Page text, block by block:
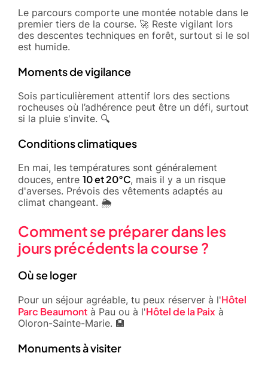
Le parcours comporte une montée notable dans le
premier tiers de la course. 🚀 Reste vigilant lors
des descentes techniques en forêt, surtout si le sol
est humide.
Moments de vigilance
Sois particulièrement attentif lors des sections
rocheuses où l’adhérence peut être un défi, surtout
si la pluie s'invite. 🔍
Conditions climatiques
En mai, les températures sont généralement
douces, entre 10 et 20°C, mais il y a un risque
d'averses. Prévois des vêtements adaptés au
climat changeant. 🌦️
Comment se préparer dans les
jours précédents la course ?
Où se loger
Pour un séjour agréable, tu peux réserver à l'Hôtel
Parc Beaumont à Pau ou à l'Hôtel de la Paix à
Oloron-Sainte-Marie. 🏨
Monuments à visiter